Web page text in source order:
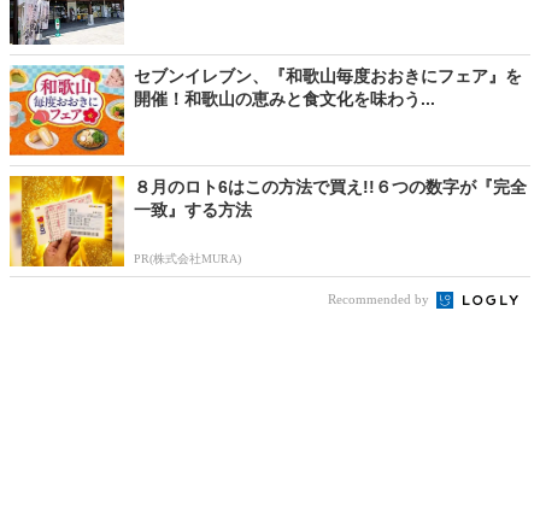
セブンイレブン、『和歌山毎度おおきにフェア』を
開催！和歌山の恵みと食文化を味わう...
８月のロト6はこの方法で買え!!６つの数字が『完全
一致』する方法
PR(株式会社MURA)
Recommended by